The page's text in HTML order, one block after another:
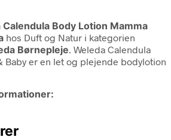
Calendula Body Lotion Mamma
hos Duft og Natur i kategorien
Børnepleje. Weleda Calendula
Baby er en let og plejende bodylotion